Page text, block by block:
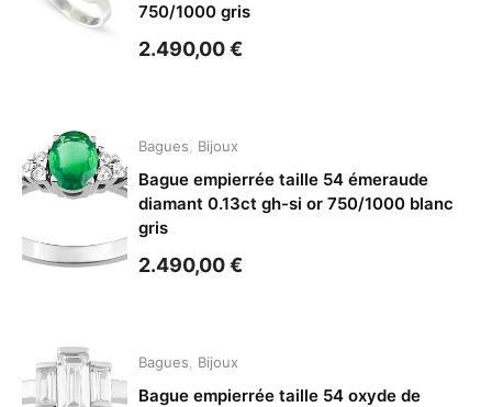
750/1000 gris
2.490,00€
Bagues Bijoux
Bague empierrée taille 54 émeraude
diamant 0.13ct gh-si or 750/1000 blanc
gris
2.490,00€
Bagues Bijoux
Bague empierrée taille 54 oxyde de